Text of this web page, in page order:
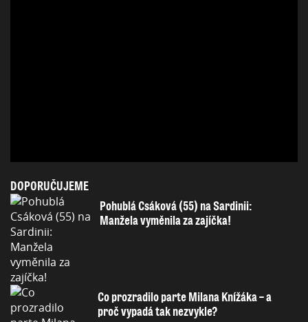
DOPORUČUJEME
Pohublá Csáková (55) na Sardinii:
Manžela vyměnila za zajíčka!
Co prozradilo parte Milana Knížáka – a
proč vypadá tak nezvykle?